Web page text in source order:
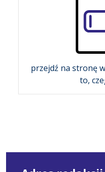
przejdź na stronę
to,